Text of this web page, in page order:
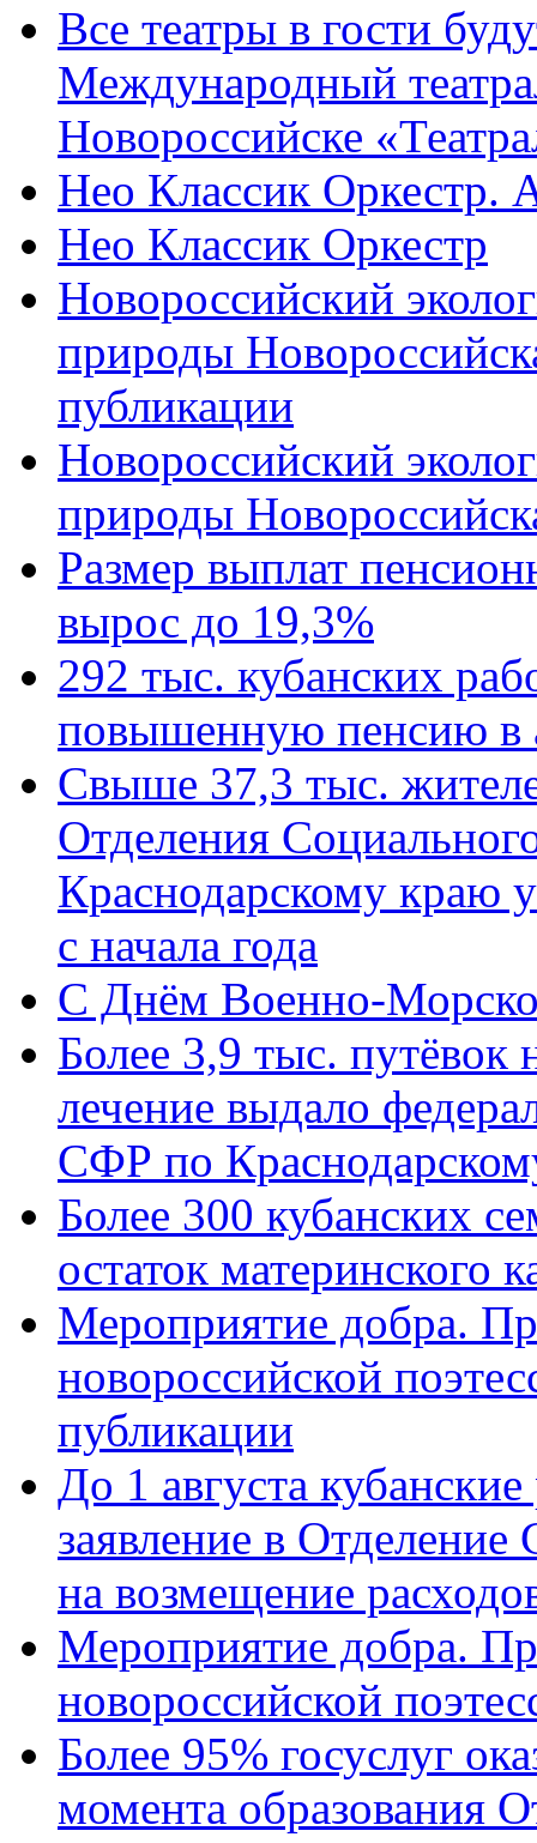
Все театры в гости
Международный
Новороссийске
Нео Классик Оркестр.
Нео Классик Оркестр
Новороссийский
природы
публикации
Новороссийский
природы
Размер выплат
вырос до 19,3%
292 тыс. кубанских
повышенную пенсию в
Свыше 37,3 тыс.
Отделения
Краснодарскому краю
с начала года
C Днём Военно-
Более 3,9 тыс. путёвок
лечение выдало
СФР по
Более 300 кубанских
остаток материнского
Мероприятие добра.
новороссийской
публикации
До 1 августа
заявление в
на возмещение
Мероприятие добра.
новороссийской
Более 95% госуслуг
момента образования